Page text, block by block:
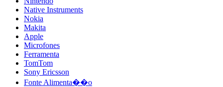
Native Instruments
Nokia
Makita
Apple
Microfones
Ferramenta
TomTom
Sony Ericsson
Fonte Alimenta��o